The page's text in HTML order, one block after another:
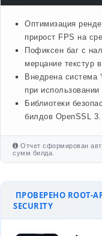
Оптимизация
прирост FPS на
Пофиксен баг с
мерцание текстур
Внедрена система
при
Библиотеки
билдов OpenSSL
Отчет сформирован
сумм билда.
ПРОВЕРЕНО ROOT-
SECURITY